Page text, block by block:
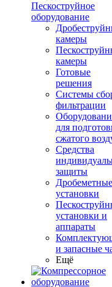
Пескоструйное
оборудование
камеры
камеры
Готовые
решения
Системы
фильтрации
для
сжатого
Средства
защиты
Дробеметные
установки
установки и
аппараты
и запасные
Ещё